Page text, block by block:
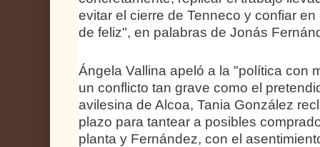
evitar el cierre de Tenneco y confiar
de feliz", en palabras de Jonás
Ángela Vallina apeló a la "política con
un conflicto tan grave como el
avilesina de Alcoa, Tania González
plazo para tantear a posibles
planta y Fernández, con el